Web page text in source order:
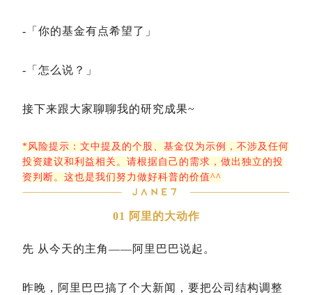
-「你的基金有点希望了」
-「怎么说？」
接下来跟大家聊聊我的研究成果~
*风险提示：文中提及的个股、基金仅为示例，不涉及任何
投资建议和利益相关。请根据自己的需求，做出独立的投
资判断。这也是我们努力做好科普的价值^^
01 阿里的大动作
先 从今天的主角——阿里巴巴说起。
昨晚，阿里巴巴搞了个大新闻，要把公司结构调整